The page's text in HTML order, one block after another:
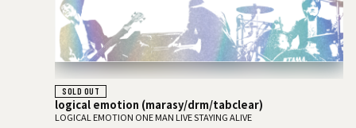
SOLD OUT
logical emotion (marasy/drm/tabclear)
LOGICAL EMOTION ONE MAN LIVE STAYING ALIVE